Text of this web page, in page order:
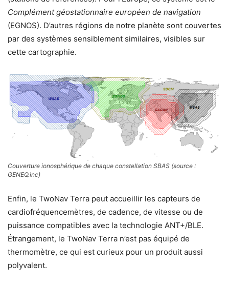
Complément géostationnaire européen de navigation
(EGNOS). D’autres régions de notre planète sont couvertes
par des systèmes sensiblement similaires, visibles sur
cette cartographie.
Couverture ionosphérique de chaque constellation SBAS (source :
GENEQ.inc)
Enfin, le TwoNav Terra peut accueillir les capteurs de
cardiofréquencemètres, de cadence, de vitesse ou de
puissance compatibles avec la technologie ANT+/BLE.
Étrangement, le TwoNav Terra n’est pas équipé de
thermomètre, ce qui est curieux pour un produit aussi
polyvalent.